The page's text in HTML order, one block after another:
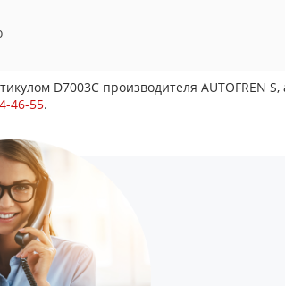
D7003C производителя AUTOFREN
46-55.